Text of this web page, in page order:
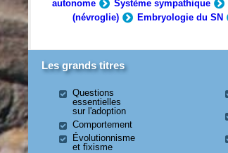
autonome
Système sympathique
(névroglie)
Embryologie du SN
Les grands titres
Questions
essentielles
sur l'adoption
Comportement
Évolutionnisme
et fixisme